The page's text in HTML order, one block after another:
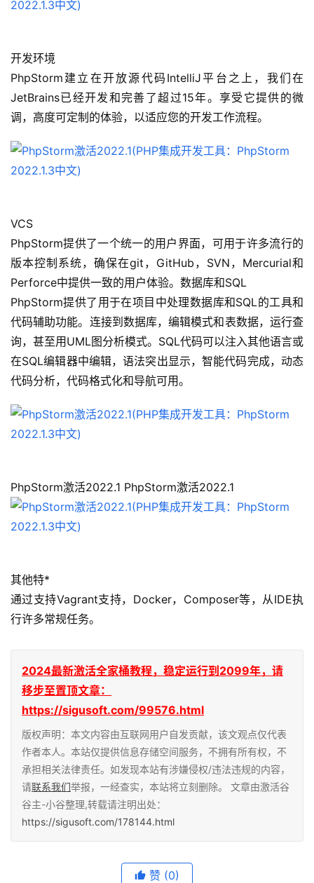
开发环境
PhpStorm建立在开放源代码IntelliJ平台之上，我们在
JetBrains已经开发和完善了超过15年。享受它提供的微
调，高度可定制的体验，以适应您的开发工作流程。
VCS
PhpStorm提供了一个统一的用户界面，可用于许多流行的
版本控制系统，确保在git，GitHub，SVN，Mercurial和
Perforce中提供一致的用户体验。数据库和SQL
PhpStorm提供了用于在项目中处理数据库和SQL的工具和
代码辅助功能。连接到数据库，编辑模式和表数据，运行查
询，甚至用UML图分析模式。SQL代码可以注入其他语言或
在SQL编辑器中编辑，语法突出显示，智能代码完成，动态
代码分析，代码格式化和导航可用。
PhpStorm激活2022.1 PhpStorm激活2022.1
其他特*
通过支持Vagrant支持，Docker，Composer等，从IDE执
行许多常规任务。
2024最新激活全家桶教程，稳定运行到2099年，请
移步至置顶文章：
https://sigusoft.com/99576.html
版权声明：本文内容由互联网用户自发贡献，该文观点仅代表
作者本人。本站仅提供信息存储空间服务，不拥有所有权，不
承担相关法律责任。如发现本站有涉嫌侵权/违法违规的内容，
请联系我们举报，一经查实，本站将立刻删除。 文章由激活谷
谷主-小谷整理,转载请注明出处：
https://sigusoft.com/178144.html
赞 (0)